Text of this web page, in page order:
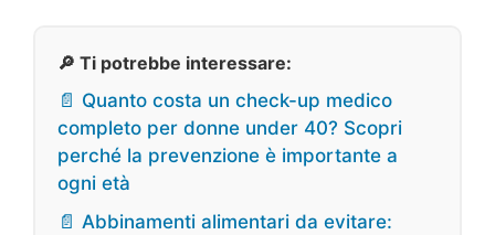
🔎 Ti potrebbe interessare:
📄 Quanto costa un check-up medico
completo per donne under 40? Scopri
perché la prevenzione è importante a
ogni età
📄 Abbinamenti alimentari da evitare: